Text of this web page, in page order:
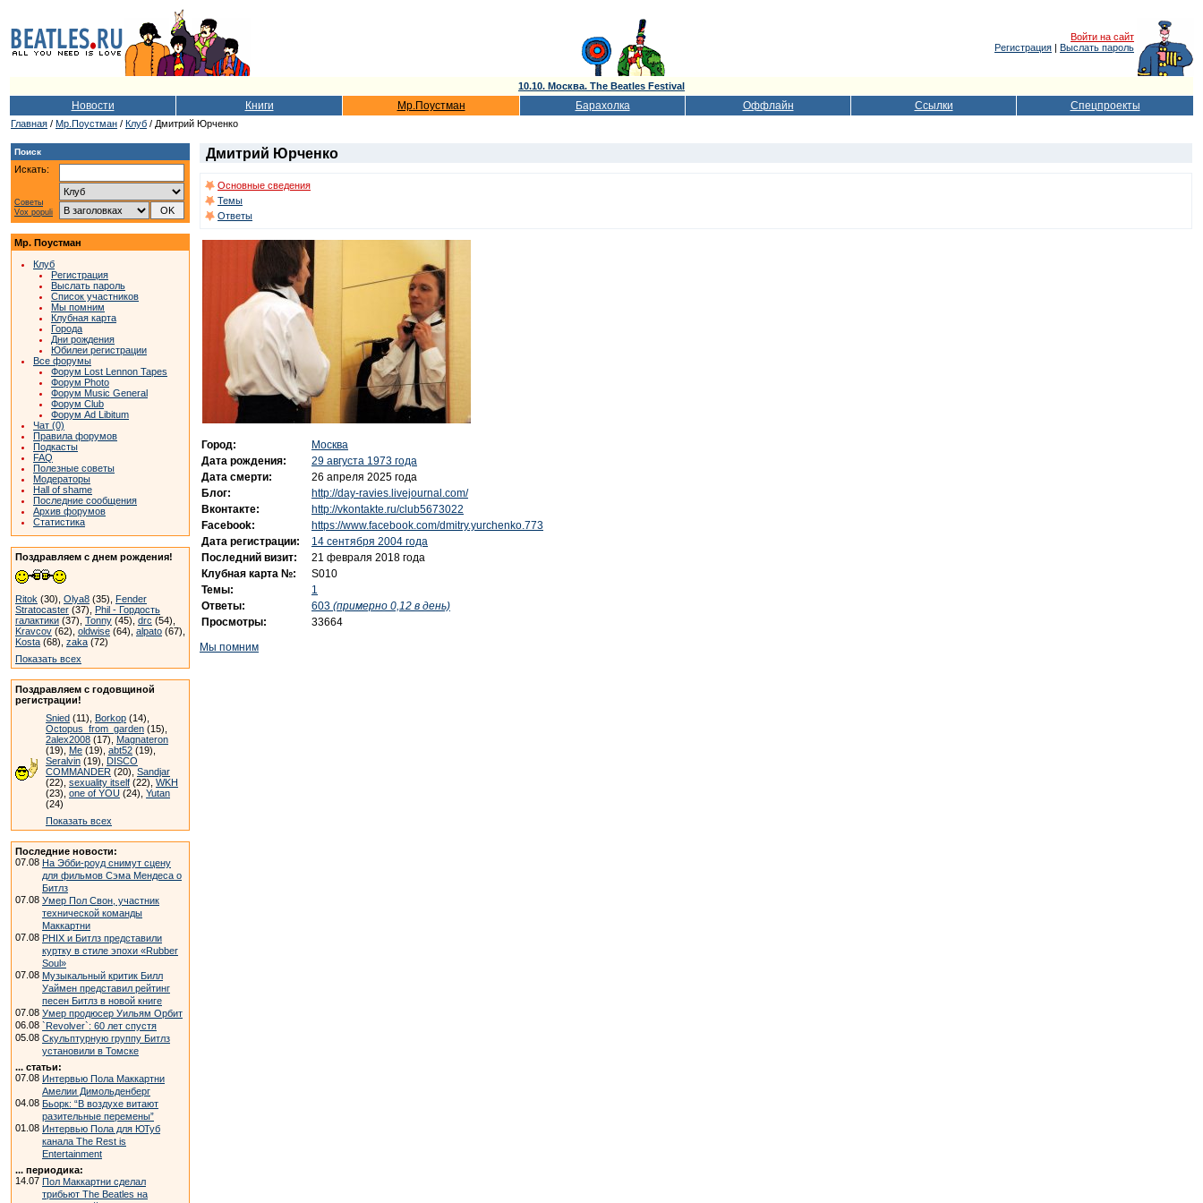
Войти на сайт
Регистрация | Выслать пароль
10.10. Москва. The Beatles Festival
Новости Книги Мр.Поустман Барахолка Оффлайн Ссылки Спецпроекты
Главная / Мр.Поустман / Клуб / Дмитрий Юрченко
Поиск
Искать:
Советы
Vox populi
Мр. Поустман
Клуб
Регистрация
Выслать пароль
Список участников
Мы помним
Клубная карта
Города
Дни рождения
Юбилеи регистрации
Все форумы
Форум Lost Lennon Tapes
Форум Photo
Форум Music General
Форум Club
Форум Ad Libitum
Чат (0)
Правила форумов
Подкасты
FAQ
Полезные советы
Модераторы
Hall of shame
Последние сообщения
Архив форумов
Статистика
Поздравляем с днем рождения!
Ritok (30), Olya8 (35), Fender
Stratocaster (37), Phil - Гордость
галактики (37), Tonny (45), drc (54),
Kravcov (62), oldwise (64), alpato (67),
Kosta (68), zaka (72)
Показать всех
Поздравляем с годовщиной
регистрации!
Snied (11), Borkop (14),
Octopus_from_garden (15),
2alex2008 (17), Magnateron
(19), Me (19), abt52 (19),
Seralvin (19), DISCO
COMMANDER (20), Sandjar
(22), sexuality itself (22), WKH
(23), one of YOU (24), Yutan
(24)
Показать всех
Последние новости:
07.08 На Эбби-роуд снимут сцену
для фильмов Сэма Мендеса о
Битлз
07.08 Умер Пол Свон, участник
технической команды
Маккартни
07.08 PHIX и Битлз представили
куртку в стиле эпохи «Rubber
Soul»
07.08 Музыкальный критик Билл
Уаймен представил рейтинг
песен Битлз в новой книге
07.08 Умер продюсер Уильям Орбит
06.08 `Revolver`: 60 лет спустя
05.08 Скульптурную группу Битлз
установили в Томске
... статьи:
07.08 Интервью Пола Маккартни
Амелии Димольденберг
04.08 Бьорк: “В воздухе витают
разительные перемены”
01.08 Интервью Пола для ЮТуб
канала The Rest is
Entertainment
... периодика:
14.07 Пол Маккартни сделал
трибьют The Beatles на
Дмитрий Юрченко
Основные сведения
Темы
Ответы
Город:
Москва
Дата рождения:
29 августа 1973 года
Дата смерти:
26 апреля 2025 года
Блог:
http://day-ravies.livejournal.com/
Вконтакте:
http://vkontakte.ru/club5673022
Facebook:
https://www.facebook.com/dmitry.yurchenko.773
Дата регистрации:
14 сентября 2004 года
Последний визит:
21 февраля 2018 года
Клубная карта №:
S010
Темы:
1
Ответы:
603 (примерно 0,12 в день)
Просмотры:
33664
Мы помним